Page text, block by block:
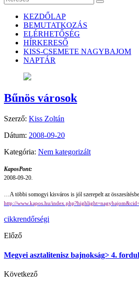
Keresés
KEZDŐLAP
BEMUTATKOZÁS
ELÉRHETŐSÉG
HÍRKERESŐ
KISS-CSEMETE NAGYBAJOM
NAPTÁR
Bűnös városok
Szerző: Kiss Zoltán
Dátum: 2008-09-20
Kategória: Nem kategorizált
KaposPont:
2008-09-20.
…A többi somogyi kisváros is jól szerepelt az
http://www.kapos.hu/
cikkrendőrségi
Előző
Megyei asztalitenisz bajnokság> 4.
Következő